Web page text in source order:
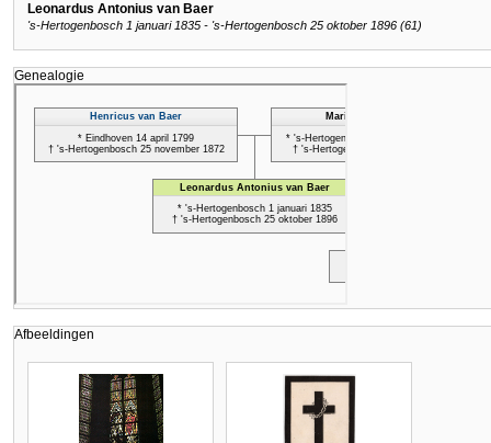
Leonardus Antonius van Baer
's-Hertogenbosch 1 januari 1835 - 's-Hertogenbosch 25 oktober 1896 (61)
Genealogie
Afbeeldingen